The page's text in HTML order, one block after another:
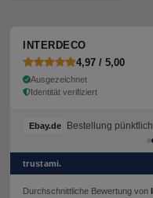
INTERDECO
4,97 / 5,00
Ausgezeichnet
Identität verifiziert
Ebay.de Bestellung
trustami.
Durchschnittliche Bewertung von